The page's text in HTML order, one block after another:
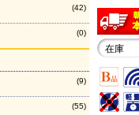
(42)
(0)
(9)
(55)
在庫